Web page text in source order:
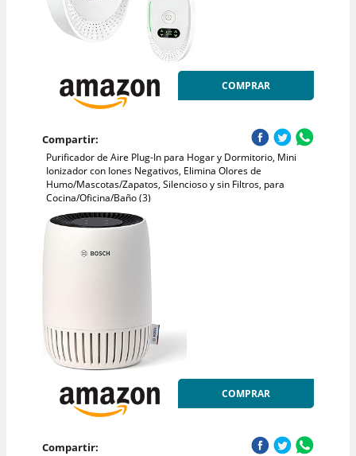
COMPRAR
Compartir:
Purificador de Aire Plug-In para Hogar y Dormitorio, Mini
Ionizador con Iones Negativos, Elimina Olores de
Humo/Mascotas/Zapatos, Silencioso y sin Filtros, para
Cocina/Oficina/Baño (3)
COMPRAR
Compartir: